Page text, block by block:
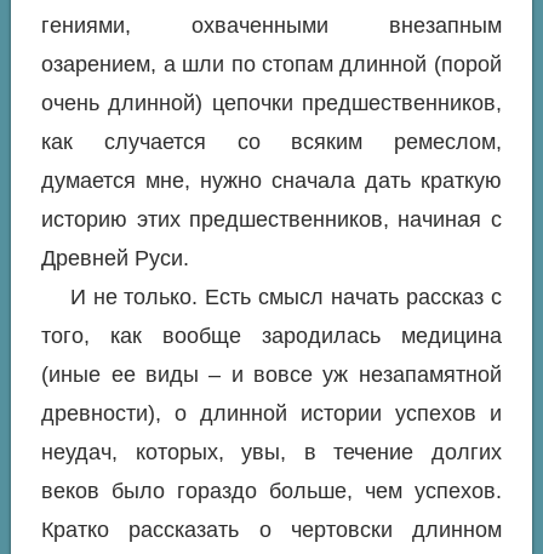
гениями, охваченными внезапным
озарением, а шли по стопам длинной (порой
очень длинной) цепочки предшественников,
как случается со всяким ремеслом,
думается мне, нужно сначала дать краткую
историю этих предшественников, начиная с
Древней Руси.
И не только. Есть смысл начать рассказ с
того, как вообще зародилась медицина
(иные ее виды – и вовсе уж незапамятной
древности), о длинной истории успехов и
неудач, которых, увы, в течение долгих
веков было гораздо больше, чем успехов.
Кратко рассказать о чертовски длинном